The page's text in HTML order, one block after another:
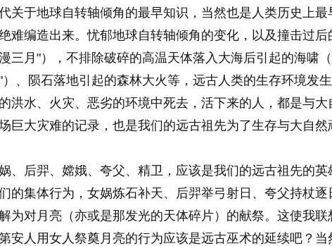
关于地球自转轴倾角的最早知识，当然也是人类历史上
难编造出来。忧郁地球自转轴倾角的变化，以及撞击过
三月"），不排除破碎的高温天体落入大海后引起的海啸
、陨石落地引起的森林大火等，远古人类的生存环境发
洪水、火灾、恶劣的环境中死去，活下来的人，都是与
巨大灾难的记录，也是我们的远古祖先为了生存与大自
后羿、嫦娥、夸父、精卫，应该是我们的远古祖先的英
的集体行为，女娲炼石补天、后羿举弓射日、夸父持杖
为对月亮（亦或是那发光的天体碎片）的献祭。这使我
安人用女人祭奠月亮的行为应该是远古巫术的延续吧？